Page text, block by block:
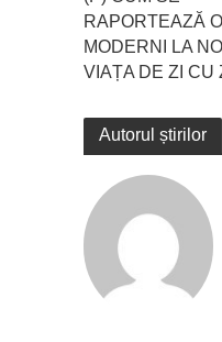
RAPORTEAZĂ
MODERNI LA
VIAȚA DE ZI CU
Autorul știrilor